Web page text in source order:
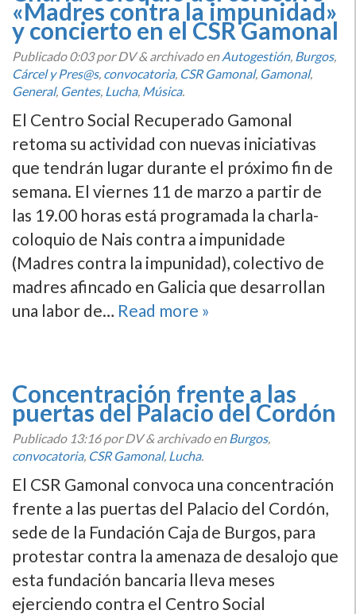
«Madres contra la impunidad»
y concierto en el CSR Gamonal
Publicado0:03por DV&archivado enAutogestión, Burgos,
Cárcel y Pres@s, convocatoria, CSR Gamonal, Gamonal,
General, Gentes, Lucha, Música.
El Centro Social Recuperado Gamonal
retoma su actividad con nuevas iniciativas
que tendrán lugar durante el próximo fin de
semana. El viernes 11 de marzo a partir de
las 19.00 horas está programada la charla-
coloquio de Nais contra a impunidade
(Madres contra la impunidad), colectivo de
madres afincado en Galicia que desarrollan
una labor de… Read more »
Concentración frente a las
puertas del Palacio del Cordón
Publicado 13:16por DV&archivado enBurgos,
convocatoria, CSR Gamonal, Lucha.
El CSR Gamonal convoca una concentración
frente a las puertas del Palacio del Cordón,
sede de la Fundación Caja de Burgos, para
protestar contra la amenaza de desalojo que
esta fundación bancaria lleva meses
ejerciendo contra el Centro Social